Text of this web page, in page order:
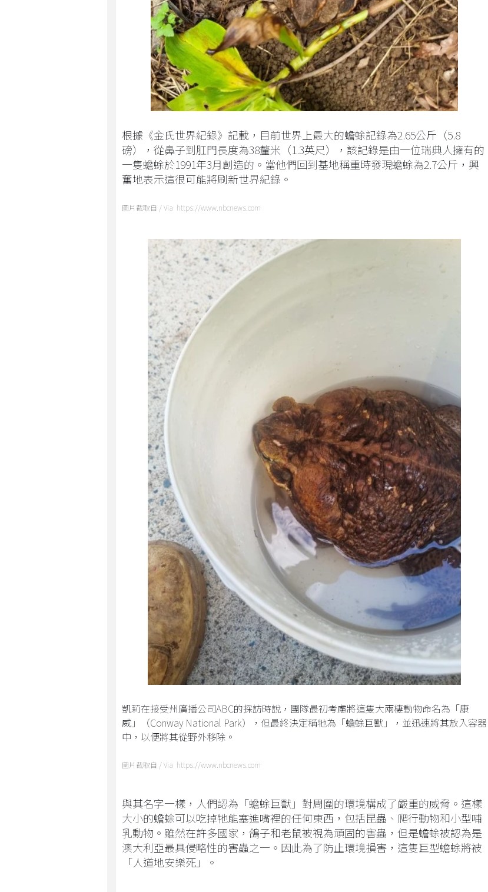
根據《金氏世界紀錄》記載，目前世界上最大的蟾蜍記錄為2.65公斤（5.8
磅），從鼻子到肛門長度為38釐米（1.3英尺），該記錄是由一位瑞典人擁有的
一隻蟾蜍於1991年3月創造的。當他們回到基地稱重時發現蟾蜍為2.7公斤，興
奮地表示這很可能將刷新世界紀錄。
圖片截取自 / Via https://www.nbcnews.com
凱莉在接受州廣播公司ABC的採訪時說，團隊最初考慮將這隻大兩棲動物命名為「康
威」（Conway National Park），但最終決定稱牠為「蟾蜍巨獸」，並迅速將其放入容器
中，以便將其從野外移除。
圖片截取自 / Via https://www.nbcnews.com
與其名字一樣，人們認為「蟾蜍巨獸」對周圍的環境構成了嚴重的威脅。這樣
大小的蟾蜍可以吃掉牠能塞進嘴裡的任何東西，包括昆蟲、爬行動物和小型哺
乳動物。雖然在許多國家，鴿子和老鼠被視為頑固的害蟲，但是蟾蜍被認為是
澳大利亞最具侵略性的害蟲之一。因此為了防止環境損害，這隻巨型蟾蜍將被
「人道地安樂死」。